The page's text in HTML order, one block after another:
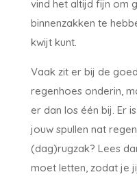
vind het altijd fijn om
binnenzakken te
kwijt kunt.
Vaak zit er bij de
regenhoes onderin,
er dan los één bij. Er
jouw spullen nat
(dag)rugzak? Lees
moet letten, zodat je